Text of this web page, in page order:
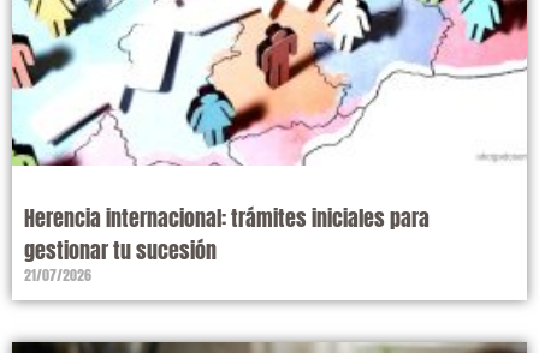
Herencia internacional: trámites iniciales para
gestionar tu sucesión
21/07/2026